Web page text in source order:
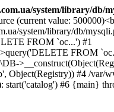
system/library/db/
(current value:
system/library/db/
FROM `oc...') #1
FROM
#4 /var/
start('catalog') #6 {main}